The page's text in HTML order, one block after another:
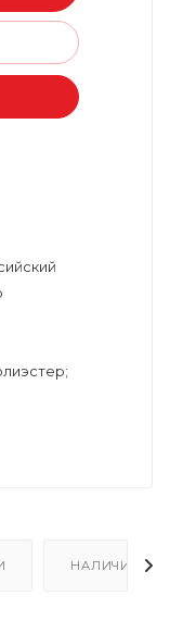
НАЛИЧИЕ